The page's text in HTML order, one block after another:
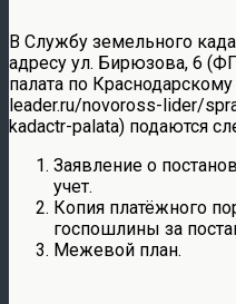
В Службу земельного
адресу ул. Бирюзова, 6
палата по
leader.ru/novoross-lider/
kadactr-palata) подаются
Заявление о
учет.
Копия платёжного
госпошлины за
Межевой план.